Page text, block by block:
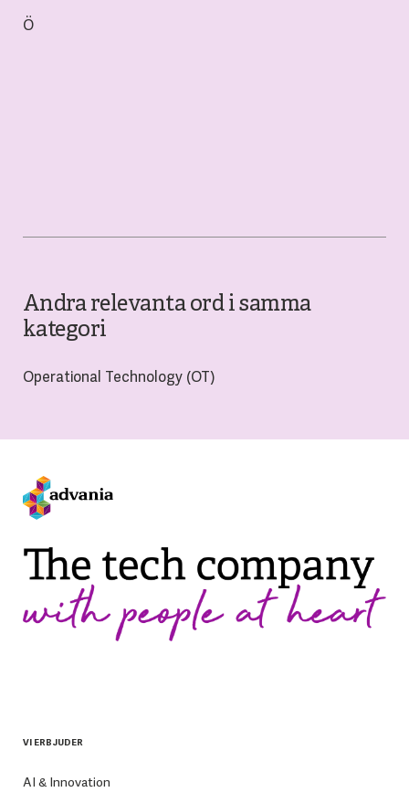
Ö
Andra relevanta ord i samma
kategori
Operational Technology (OT)
VI ERBJUDER
AI & Innovation